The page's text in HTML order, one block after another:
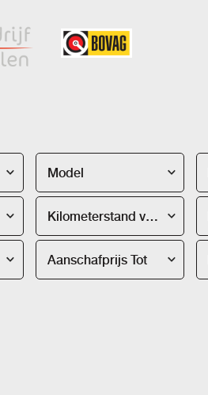
Model
Kilometerstand van
Aanschafprijs Tot